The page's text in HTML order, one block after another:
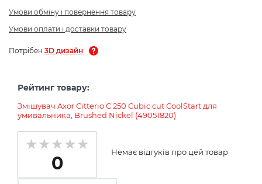
Умови обміну і повернення товару
Умови оплати і доставки товару
Потрібен 3D дизайн
Рейтинг товару:
Змішувач Axor Citterio C 250 Cubic cut CoolStart для
умивальника, Brushed Nickel (49051820)
0
Немає відгуків про цей товар